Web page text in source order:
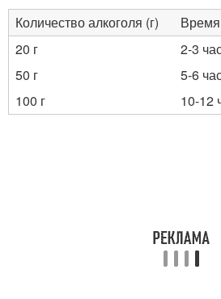
Количество алкоголя (г)
20 г
2-3
50 г
5-6
100 г
10-12